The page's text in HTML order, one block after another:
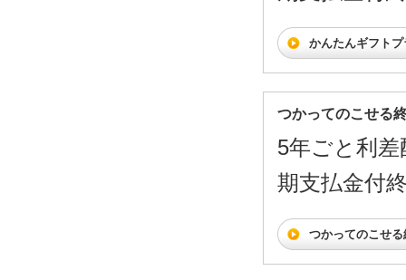
かんたんギフト
つかってのこせる
5年ごと利
期支払金付
つかってのこせ